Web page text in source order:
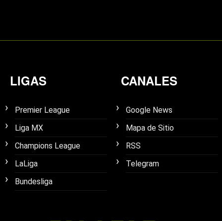
LIGAS
Premier League
Liga MX
Champions League
LaLiga
Bundesliga
CANALES
Google News
Mapa de Sitio
RSS
Telegram